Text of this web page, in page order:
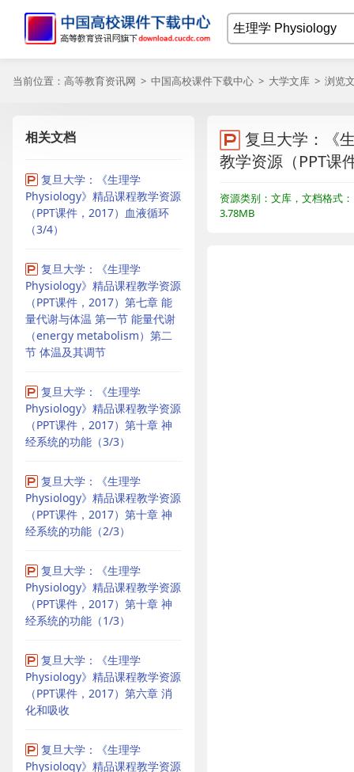
当前位置： 高等教育资讯网 > 中国高校课件下载中心 > 大学文库 > 浏览
相关文档
复旦大学：《生理学
Physiology》精品课程教学资源
（PPT课件，2017）血液循环
（3/4）
复旦大学：《生理学
Physiology》精品课程教学资源
（PPT课件，2017）第七章 能
量代谢与体温 第一节 能量代谢
（energy metabolism）第二
节 体温及其调节
复旦大学：《生理学
Physiology》精品课程教学资源
（PPT课件，2017）第十章 神
经系统的功能（3/3）
复旦大学：《生理学
Physiology》精品课程教学资源
（PPT课件，2017）第十章 神
经系统的功能（2/3）
复旦大学：《生理学
Physiology》精品课程教学资源
（PPT课件，2017）第十章 神
经系统的功能（1/3）
复旦大学：《生理学
Physiology》精品课程教学资源
（PPT课件，2017）第六章 消
化和吸收
复旦大学：《生理学
Physiology》精品课程教学资源
复旦大学：《
教学资源（PPT课
资源类别：文库，文档格式
3.78MB